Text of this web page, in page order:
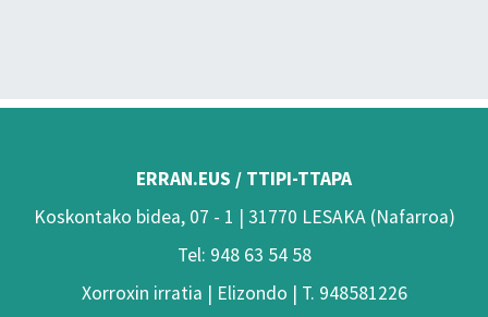
ERRAN.EUS / TTIPI-TTAPA
Koskontako bidea, 07 - 1 | 31770 LESAKA (Nafarroa)
Tel: 948 63 54 58
Xorroxin irratia | Elizondo | T. 948581226